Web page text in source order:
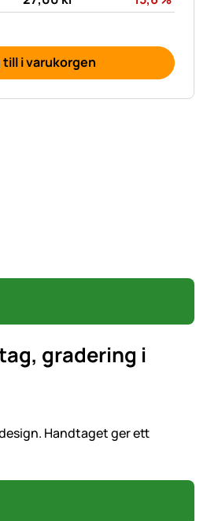
till i varukorgen
gradering i
Handtaget ger ett